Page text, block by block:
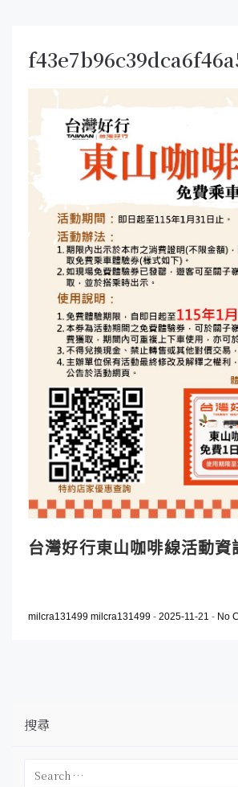
台灣好行東山咖啡線活動資
milcra131499 milcra131499 - 2025-11-21 - No
搜尋